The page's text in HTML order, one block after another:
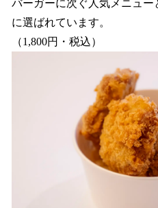
バーガーに次ぐ人気メニュ
に選ばれています。
（1,800円・税込）